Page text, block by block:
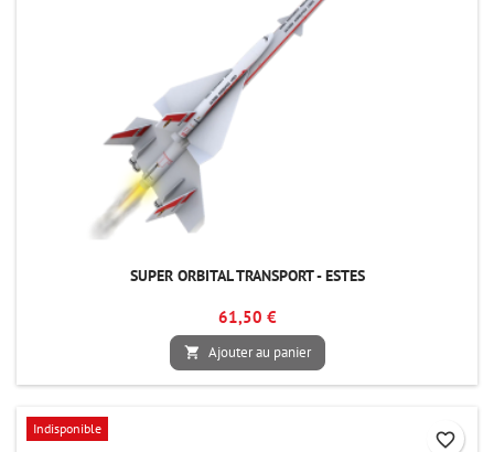
SUPER ORBITAL TRANSPORT - ESTES
61,50 €
 Ajouter au panier
Indisponible
favorite_border